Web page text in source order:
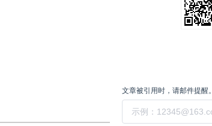
文章被引用时，请邮件提醒。